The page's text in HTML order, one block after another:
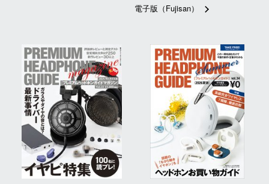
電子版（Fujisan）